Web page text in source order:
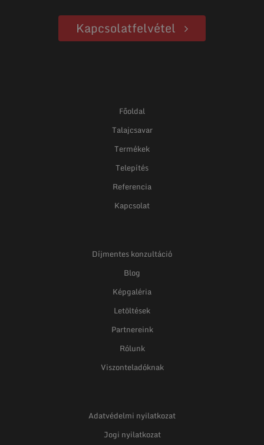
Kapcsolatfelvétel
Főoldal
Talajcsavar
Termékek
Telepítés
Referencia
Kapcsolat
Díjmentes konzultáció
Blog
Képgaléria
Letöltések
Partnereink
Rólunk
Viszonteladóknak
Adatvédelmi nyilatkozat
Jogi nyilatkozat